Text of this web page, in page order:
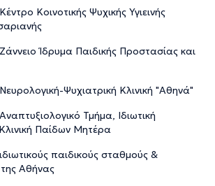
Κοινοτικής Ψυχικής Υγιεινής
Ίδρυμα Παιδικής Προστασίας και
Ψυχιατρική Κλινική "Αθηνά"
Τμήμα, Ιδιωτική
Παίδων Μητέρα
παιδικούς σταθμούς &
Αθήνας